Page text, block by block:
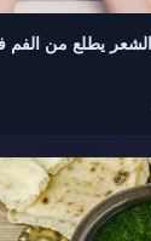
يطلع من الفم